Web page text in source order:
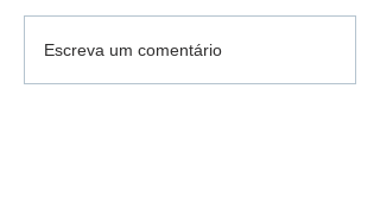
Viação Castelo
Branco celebra o Dia
Escreva um comentário